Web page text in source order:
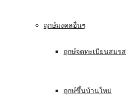
ฤกษ์มงคลอื่นๆ
ฤกษ์จดทะเบียนสมรส
ฤกษ์ขึ้นบ้านใหม่